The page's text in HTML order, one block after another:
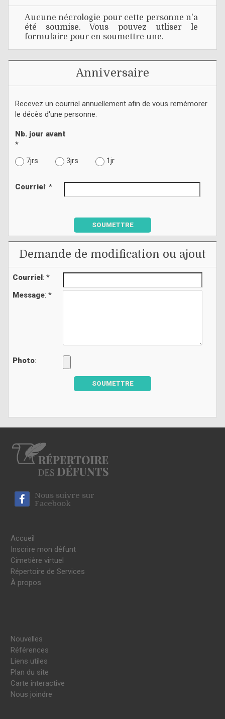
Aucune nécrologie pour cette personne n'a
été soumise. Vous pouvez utliser le
formulaire pour en soumettre une.
Anniversaire
Recevez un courriel annuellement afin de vous remémorer
le décès d'une personne.
Nb. jour avant
*
7jrs
3jrs 1jr
Courriel : *
SOUMETTRE
Demande de modification ou ajout
Courriel: *
Message: *
Photo:
SOUMETTRE
Nous suivre sur
Facebook
Accueil
Inscrire mon défunt
Cimetière virtuel
Répertoire de Services
À propos
Nouvelles
Références
Liens utiles
Plan du site
Carte interactive
Nous joindre